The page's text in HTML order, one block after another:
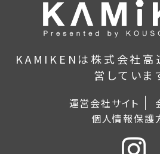
KAMIKENは株式会社高
営していま
運営会社サイト
個人情報保護